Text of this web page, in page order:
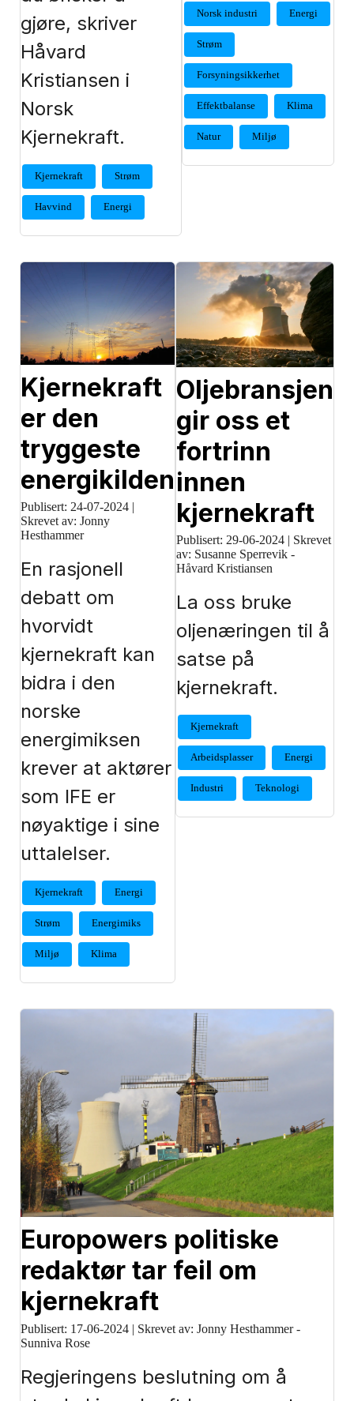
gjøre, skriver
Håvard
Kristiansen i
Norsk
Kjernekraft.
Kjernekraft Strøm
Havvind Energi
Norsk industri Energi
Strøm
Forsyningsikkerhet
Effektbalanse Klima
Natur Miljø
Kjernekraft
er den
tryggeste
energikilden
Publisert: 24-07-2024 |
Skrevet av: Jonny
Hesthammer
En rasjonell
debatt om
hvorvidt
kjernekraft kan
bidra i den
norske
energimiksen
krever at aktører
som IFE er
nøyaktige i sine
uttalelser.
Kjernekraft Energi
Strøm Energimiks
Miljø Klima
Oljebransjen
gir oss et
fortrinn
innen
kjernekraft
Publisert: 29-06-2024 | Skrevet
av: Susanne Sperrevik -
Håvard Kristiansen
La oss bruke
oljenæringen til å
satse på
kjernekraft.
Kjernekraft
Arbeidsplasser Energi
Industri Teknologi
Europowers politiske
redaktør tar feil om
kjernekraft
Publisert: 17-06-2024 | Skrevet av: Jonny Hesthammer -
Sunniva Rose
Regjeringens beslutning om å